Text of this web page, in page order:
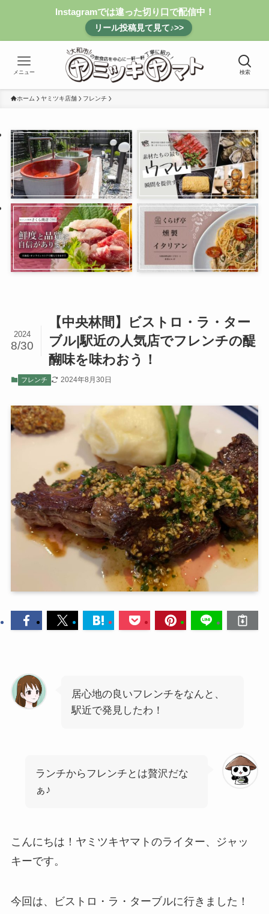
Instagramでは違った切り口で配信中！
リール投稿見て見て♪>>
検索
メニュー
ホーム ヤミツキ店舗 フレンチ
【中央林間】ビストロ・ラ・ター
ブル|駅近の人気店でフレンチの醍
醐味を味わおう！
2024
8/30
フレンチ 2024年8月30日
居心地の良いフレンチをなんと、
駅近で発見したわ！
ランチからフレンチとは贅沢だな
ぁ♪
こんにちは！ヤミツキヤマトのライター、ジャッ
キーです。
今回は、ビストロ・ラ・ターブルに行きました！